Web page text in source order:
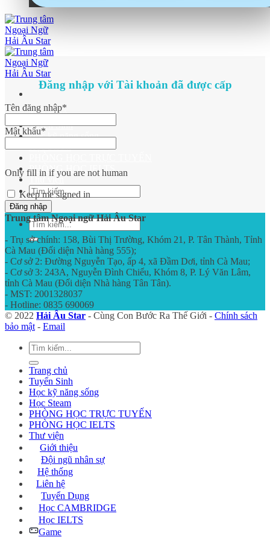
Trang chủ
Tuyển Sinh
Học kỹ năng sống
Học Steam
PHÒNG HỌC IELTS
Thư viện
Đăng nhập với Tài khoản đã được cấp
Tên đăng nhập*
Mật khẩu*
Only fill in if you are not human
Keep me signed in
Trung tâm Ngoại ngữ Hải Âu Star
- Trụ sở chính: 158, Bùi Thị Trường, Khóm 21, P. Tân Thành, Tỉnh
Cà Mau (Đối diện Nhà hàng 555);
- Cơ sở 2: Đường Nguyễn Tạo, ấp 4, xã Đầm Dơi, tỉnh Cà Mau;
- Cơ sở 3: 243A, Nguyễn Đình Chiểu, Khóm 8, P. Lý Văn Lâm,
tỉnh Cà Mau (Đối diện Nhà hàng Tân Tân).
- MST: 2001328037
- Hotline: 0835 690069
© 2022 Hải Âu Star - Cùng Con Bước Ra Thế Giới - Chính sách
bảo mật- Email
Trang chủ
Tuyển Sinh
Học kỹ năng sống
Học Steam
PHÒNG HỌC TRỰC TUYẾN
PHÒNG HỌC IELTS
Thư viện
Giới thiệu
Đội ngũ nhân sự
Hệ thống
Liên hệ
Tuyển Dụng
Học CAMBRIDGE
Học IELTS
Game